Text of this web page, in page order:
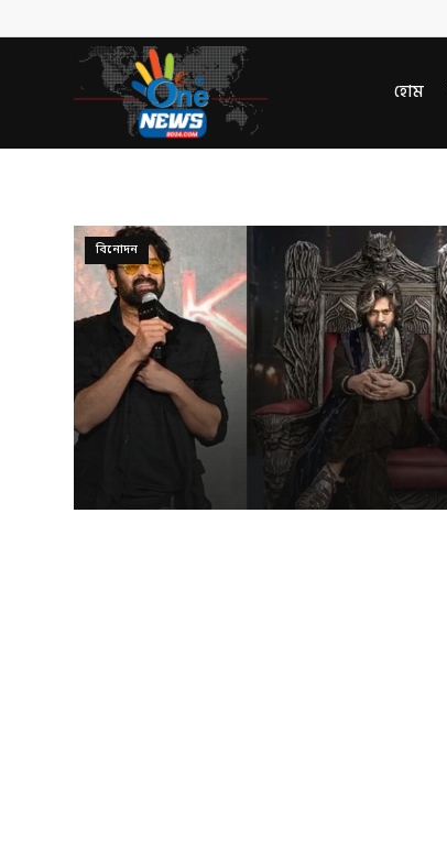
হোম
বিনোদন